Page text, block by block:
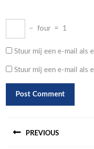
− four = 1
Stuur mij een e-mail als
Stuur mij een e-mail als
PREVIOUS